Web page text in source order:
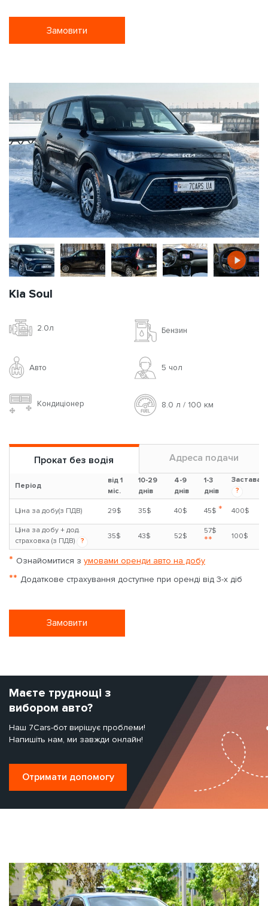
Замовити
Kia Soul
2.0л Бензин
Авто 5 чoл
Кондиціонер 8.0 л / 100 км
Прокат без водія Адреса подачи
Період
від 1
міс.
10-29
днів
4-9
днів
1-3
днів
Застава
?
Ціна за добу(з ПДВ) 29$ 35$ 40$ 45$ * 400$
Ціна за добу + дод.
страховка (з ПДВ)
?
35$ 43$ 52$
57$
** 100$
* Ознайомитися з умовами оренди авто на добу
** Додаткове страхування доступне при оренді від 3-х діб
Замовити
Маєте труднощі з
вибором авто?
Наш 7Cars-бот вирішує проблеми!
Напишіть нам, ми завжди онлайн!
Отримати допомогу